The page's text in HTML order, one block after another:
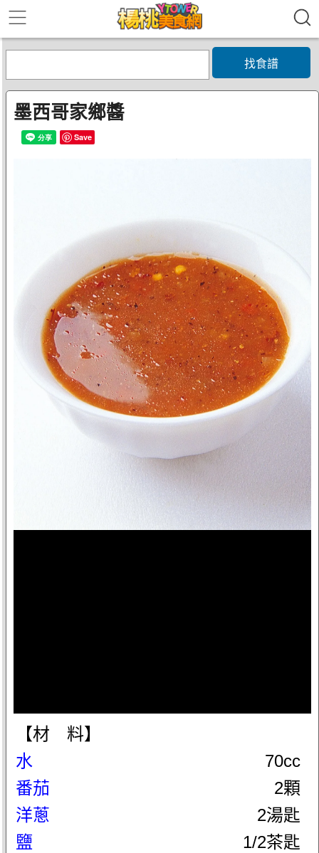
找食譜
墨西哥家鄉醬
Save
【材 料】
水
70cc
番茄
2顆
洋蔥
2湯匙
鹽
1/2茶匙